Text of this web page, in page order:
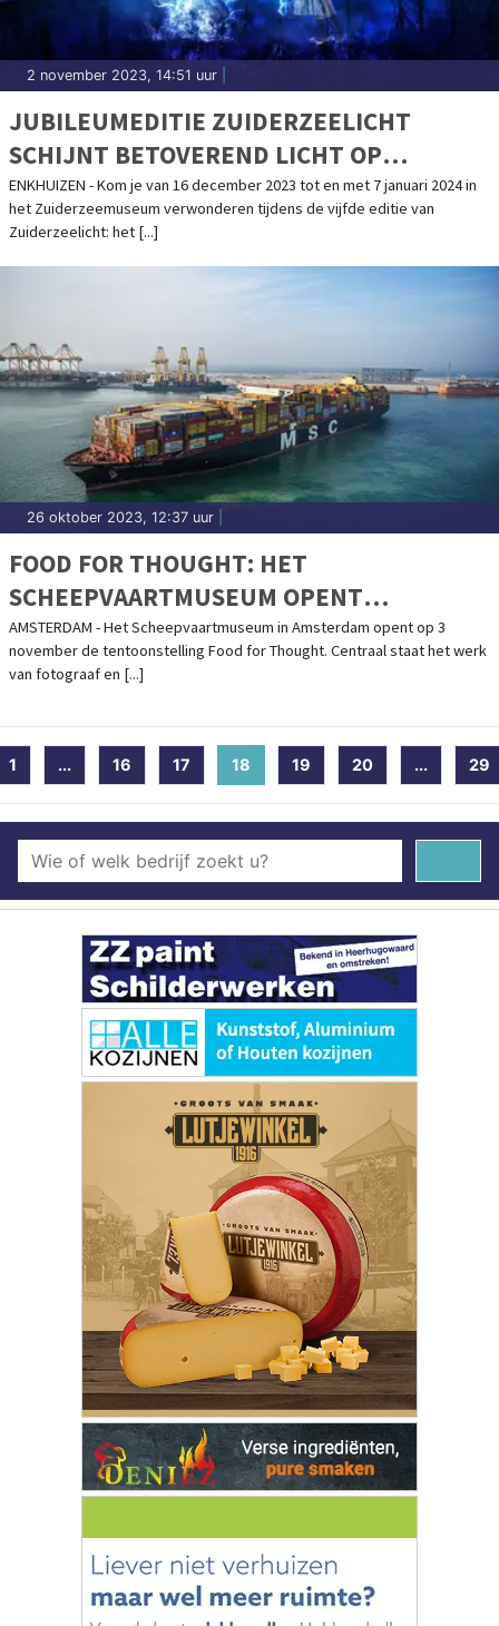
2 november 2023, 14:51 uur
JUBILEUMEDITIE ZUIDERZEELICHT
SCHIJNT BETOVEREND LICHT OP
VOLENDAM
ENKHUIZEN - Kom je van 16 december 2023 tot en met 7 januari 2024 in
het Zuiderzeemuseum verwonderen tijdens de vijfde editie van
Zuiderzeelicht: het [...]
26 oktober 2023, 12:37 uur
FOOD FOR THOUGHT: HET
SCHEEPVAARTMUSEUM OPENT
TENTOONSTELLING OVER DE VERBORGEN
WERELD ACHTER ONS VOEDSEL
AMSTERDAM - Het Scheepvaartmuseum in Amsterdam opent op 3
november de tentoonstelling Food for Thought. Centraal staat het werk
van fotograaf en [...]
1 ... 16 17 18 (current)
19 20 ... 29